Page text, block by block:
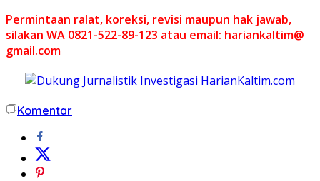
Permintaan ralat, koreksi, revisi maupun hak jawab,
silakan WA 0821-522-89-123 atau email: hariankaltim@
gmail.com
Komentar